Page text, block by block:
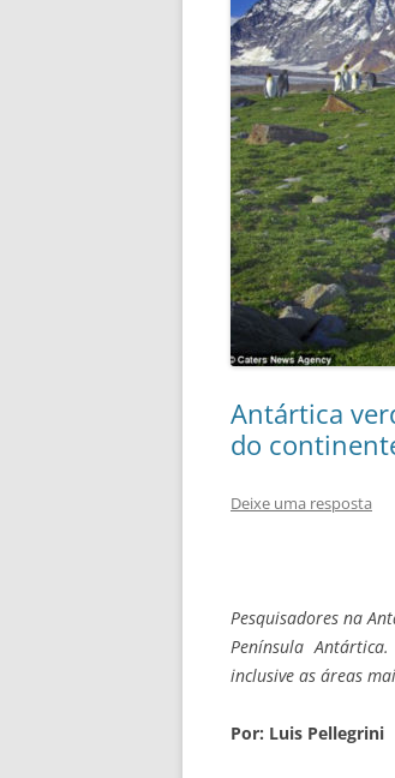
Antártica
do
Deixe uma resposta
Pesquisadores na
Península
inclusive as áreas
Por: Luis Pellegrini